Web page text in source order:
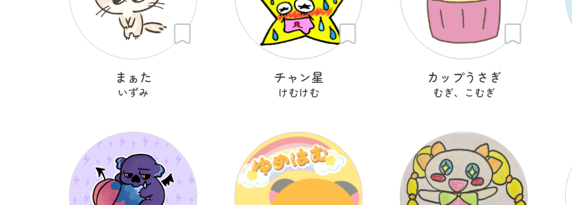
まぁた
いずみ
チャン星
けむけむ
カップうさぎ
むぎ、こむぎ